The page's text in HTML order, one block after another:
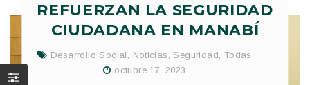
REFUERZAN LA SEGURIDAD
CIUDADANA EN MANABÍ
Desarrollo Social Noticias ,Seguridad
Todas
octubre 17, 2023